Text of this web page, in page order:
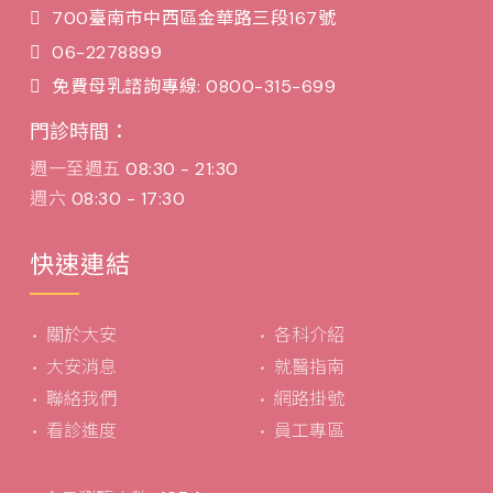
700臺南市中西區金華路三段167號
06-2278899
免費母乳諮詢專線: 0800-315-699
門診時間：
週一至週五 08:30 - 21:30
週六 08:30 - 17:30
快速連結
關於大安
各科介紹
大安消息
就醫指南
聯絡我們
網路掛號
看診進度
員工專區